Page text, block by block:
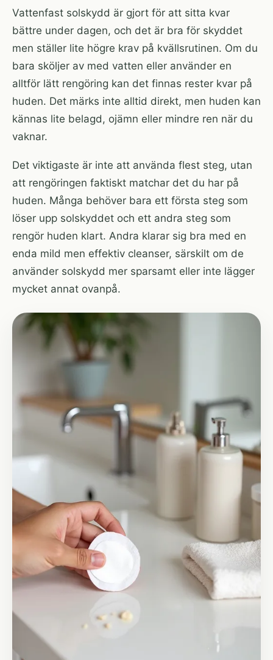
Vattenfast solskydd är gjort för att sitta kvar
bättre under dagen, och det är bra för skyddet
men ställer lite högre krav på kvällsrutinen. Om du
bara sköljer av med vatten eller använder en
alltför lätt rengöring kan det finnas rester kvar på
huden. Det märks inte alltid direkt, men huden kan
kännas lite belagd, ojämn eller mindre ren när du
vaknar.
Det viktigaste är inte att använda flest steg, utan
att rengöringen faktiskt matchar det du har på
huden. Många behöver bara ett första steg som
löser upp solskyddet och ett andra steg som
rengör huden klart. Andra klarar sig bra med en
enda mild men effektiv cleanser, särskilt om de
använder solskydd mer sparsamt eller inte lägger
mycket annat ovanpå.